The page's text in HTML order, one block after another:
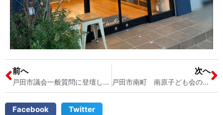
前へ
戸田市議会一般質問に登壇しました！「戸田市のゴミ問題について」 戸田市のゴミ集積所の課題解決と戸田市のゴミの分別について
次へ
戸田市南町 南原子ども会のクリスマス会に参加しました！ 戸田市議会議員 2児の母 宮内そうこ
Facebook Twitter